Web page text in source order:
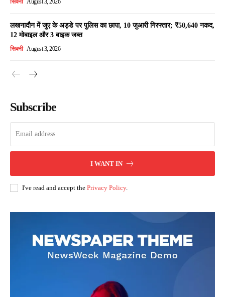
सिवनी August 3, 2026
लखनादौन में जुए के अड्डे पर पुलिस का छापा, 10 जुआरी गिरफ्तार; ₹50,640 नकद,
12 मोबाइल और 3 बाइक जब्त
सिवनी August 3, 2026
Subscribe
I WANT IN
I've read and accept the Privacy Policy.